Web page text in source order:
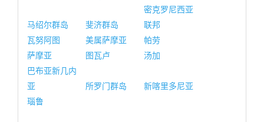
马绍尔群岛 斐济群岛
密克罗尼西亚
联邦
瓦努阿图
美属萨摩亚
帕劳
萨摩亚
图瓦卢
汤加
巴布亚新几内
亚
所罗门群岛
新喀里多尼亚
瑙鲁